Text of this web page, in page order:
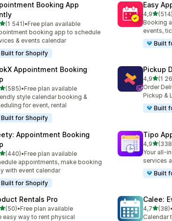
Booking App
na 5 gwiazdek
(1 541)
liczba recenzji: 1541
•Free plan available
booking app to schedule
& events calendar
Built for Shopify
Easy
4,9na 5(514)
Łączna
Booking
events,
Built
Appointment Booking
na 5 gwiazdek
(585)liczba recenzji: 585
•Free plan available
style calendar booking &
for event, rental
Built for Shopify
Pickup
4,9na 5
(1
Łączna
Order
Pickup &
Built
Appointment Booking
na 5 gwiazdek
(440)liczba recenzji: 440
•Free plan available
appointments, make booking
with event calendar
Built for Shopify
Tipo
4,9na 5
Łączna
Your all-
services
Built
Rentals Pro
na 5 gwiazdek
(50)liczba recenzji: 50
•Free plan available
easy way to rent physical
Calee:
4,7na 5
(38)
Łączna •
Calendar